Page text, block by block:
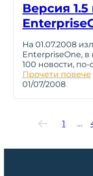
Версия 1.5
На 01.07.2008
EnterpriseOne, в
100 новости, по-
Прочети повече
01/07/2008
1 …